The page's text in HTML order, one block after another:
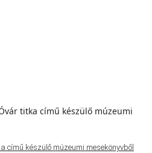
című készülő múzeumi mesekönyvből